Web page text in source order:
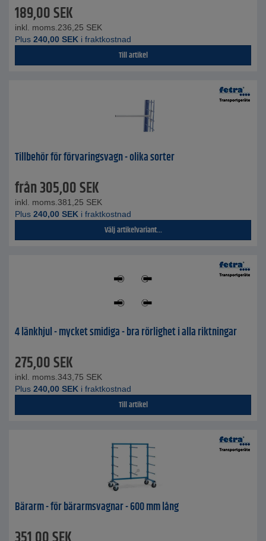
189,00SEK
inkl. moms. 236,25 SEK
Plus 240,00 SEK i fraktkostnad
Till artikel
Tillbehör för förvaringsvagn - olika sorter
från305,00SEK
inkl. moms. 381,25 SEK
Plus 240,00 SEK i fraktkostnad
Välj artikelvariant...
4 länkhjul - mycket smidiga - bra rörlighet i alla riktningar
275,00SEK
inkl. moms. 343,75 SEK
Plus 240,00 SEK i fraktkostnad
Till artikel
Bärarm - för bärarmsvagnar - 600 mm lång